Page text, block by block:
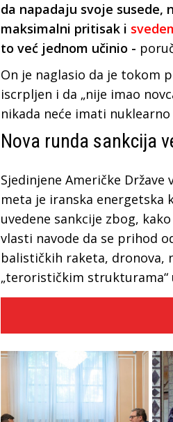
da napadaju svoje susede,
maksimalni pritisak i
to već jednom učinio -
On je naglasio da je tokom
iscrpljen i da „nije imao
nikada neće imati
Nova runda sankcija
Sjedinjene Američke
meta je iranska energetska
uvedene sankcije zbog,
vlasti navode da se prihod
balističkih raketa, dronova,
„terorističkim strukturama“